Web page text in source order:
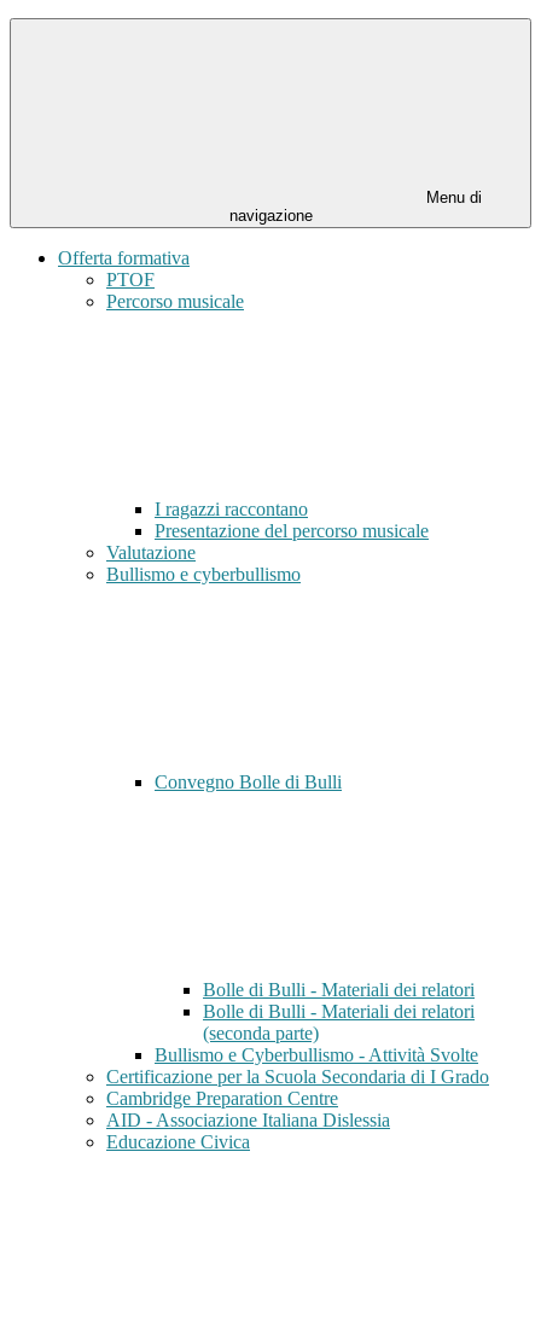
Menu di
navigazione
Offerta formativa
PTOF
Percorso musicale
I ragazzi raccontano
Presentazione del percorso musicale
Valutazione
Bullismo e cyberbullismo
Convegno Bolle di Bulli
Bolle di Bulli - Materiali dei relatori
Bolle di Bulli - Materiali dei relatori
(seconda parte)
Bullismo e Cyberbullismo - Attività Svolte
Certificazione per la Scuola Secondaria di I Grado
Cambridge Preparation Centre
AID - Associazione Italiana Dislessia
Educazione Civica